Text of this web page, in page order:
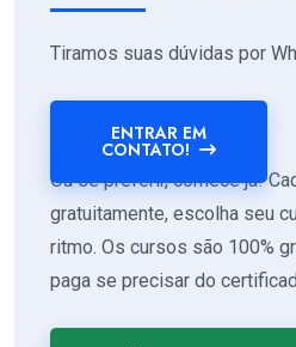
Tiramos suas dúvidas por
ENTRAR EM
CONTATO!
Ou se preferir, comece já!
gratuitamente, escolha seu
ritmo. Os cursos são 100%
paga se precisar do